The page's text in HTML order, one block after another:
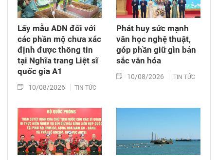
Lấy mẫu ADN đối với
các phần mộ chưa xác
định được thông tin
tại Nghĩa trang Liệt sĩ
quốc gia A1
10/08/2026 TIN TỨC
Phát huy sức mạnh
văn học nghệ thuật,
góp phần giữ gìn bản
sắc văn hóa
10/08/2026 TIN TỨC